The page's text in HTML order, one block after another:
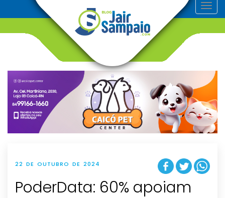
T
o
v
g
t
i
o
n
22 DE OUTUBRO DE 2024
PoderData: 60% apoiam